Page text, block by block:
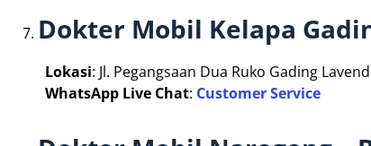
Dokter Mobil Kelapa
Lokasi: Jl. Pegangsaan Dua Ruko Gading
WhatsApp Live Chat: Customer Service